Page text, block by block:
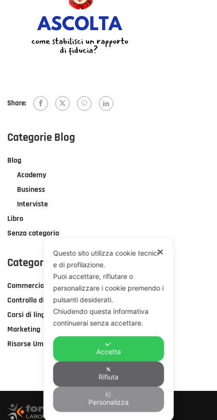
Share:
Categorie Blog
Blog
Academy
Business
Interviste
Libro
Senza categoria
Categorie Corsi
Commerciale
Controllo di gestione
Corsi di lingua
Marketing
Risorse Umane
✕
Questo sito utilizza cookie tecnici
e di profilazione.
Puoi accettare, rifiutare o
personalizzare i cookie premendo i
pulsanti desiderati.
Chiudendo questa informativa
continuerai senza accettare.
Accetta
Rifiuta
Personalizza